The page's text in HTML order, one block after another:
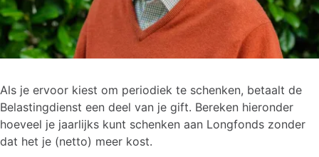
Als je ervoor kiest om periodiek te schenken, betaalt de
Belastingdienst een deel van je gift. Bereken hieronder
hoeveel je jaarlijks kunt schenken aan Longfonds zonder
dat het je (netto) meer kost.